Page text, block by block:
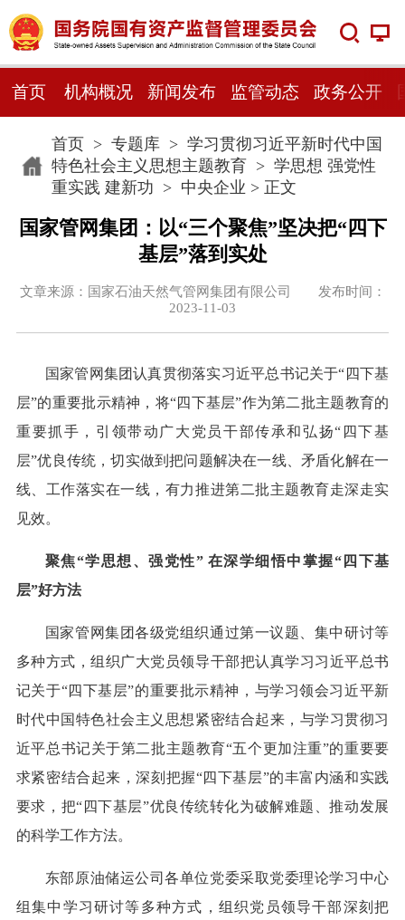
首页 机构概况 新闻发布 监管动态 政务公开
首页> 专题库> 学习贯彻习近平新时代中国
特色社会主义思想主题教育> 学思想 强党性
重实践 建新功 > 中央企业 > 正文
国家管网集团：以“三个聚焦”坚决把“四下
基层”落到实处
文章来源：国家石油天然气管网集团有限公司 发布时间：
2023-11-03
国家管网集团认真贯彻落实习近平总书记关于“四下基
层”的重要批示精神，将“四下基层”作为第二批主题教育的
重要抓手，引领带动广大党员干部传承和弘扬“四下基
层”优良传统，切实做到把问题解决在一线、矛盾化解在一
线、工作落实在一线，有力推进第二批主题教育走深走实
见效。
聚焦“学思想、强党性” 在深学细悟中掌握“四下基
层”好方法
国家管网集团各级党组织通过第一议题、集中研讨等
多种方式，组织广大党员领导干部把认真学习习近平总书
记关于“四下基层”的重要批示精神，与学习领会习近平新
时代中国特色社会主义思想紧密结合起来，与学习贯彻习
近平总书记关于第二批主题教育“五个更加注重”的重要要
求紧密结合起来，深刻把握“四下基层”的丰富内涵和实践
要求，把“四下基层”优良传统转化为破解难题、推动发展
的科学工作方法。
东部原油储运公司各单位党委采取党委理论学习中心
组集中学习研讨等多种方式，组织党员领导干部深刻把